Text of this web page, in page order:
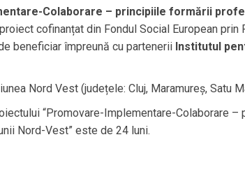
Colaborare – principiile formării
cofinanțat din Fondul Social European
beneficiar împreună cu partenerii Institutul
Nord Vest (județele: Cluj, Maramureș, Satu
“Promovare-Implementare-Colaborare
Nord-Vest” este de 24 luni.